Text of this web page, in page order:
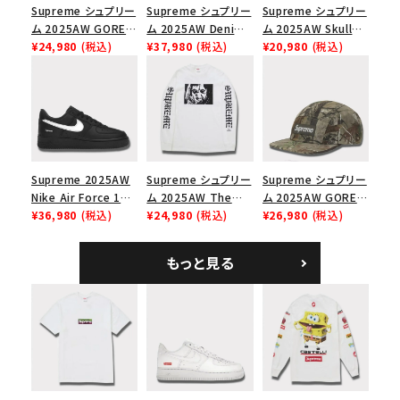
Supreme シュプリー
ム 2025AW GORE-
TEX Zip Pocket
ラック
¥24,980 (税込)
Supreme シュプリー
ム 2025AW Denim
Shoulder Bag デニ
ブラック
¥37,980 (税込)
Supreme シュプリー
ム 2025AW Skull
Tee スカル Tシャツ
¥20,980 (税込)
Supreme 2025AW
Nike Air Force 1
Low シュプリーム ナ
¥36,980 (税込)
Supreme シュプリー
ム 2025AW The
Exorcist Mother
ーブTシャツ ホワイ
ト
¥24,980 (税込)
Supreme シュプリー
ム 2025AW GORE-
TEX Zip Pocket
キャンプ キャップ リ
アルツリーAPカモ
¥26,980 (税込)
もっと見る